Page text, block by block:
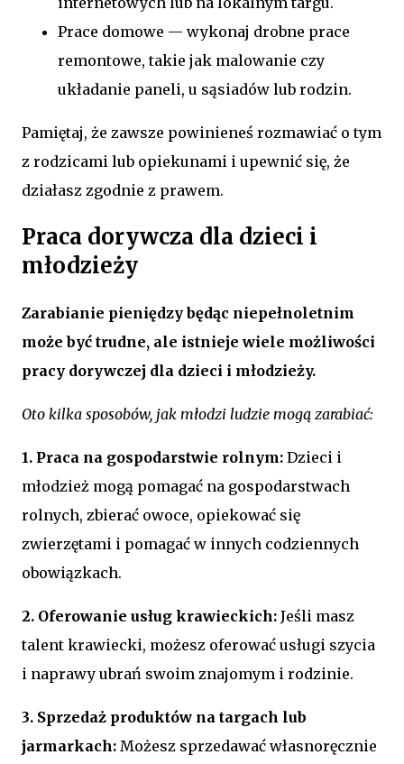
Prace domowe — wykonaj drobne prace
remontowe, takie jak malowanie czy
układanie paneli, u sąsiadów lub rodzin.
Pamiętaj, że zawsze powinieneś rozmawiać o tym
z rodzicami lub opiekunami i upewnić się, że
działasz zgodnie z prawem.
Praca dorywcza dla dzieci i
młodzieży
Zarabianie pieniędzy będąc niepełnoletnim
może być trudne, ale istnieje wiele możliwości
pracy dorywczej dla dzieci i młodzieży.
Oto kilka sposobów, jak młodzi ludzie mogą zarabiać:
1. Praca na gospodarstwie rolnym: Dzieci i
młodzież mogą pomagać na gospodarstwach
rolnych, zbierać owoce, opiekować się
zwierzętami i pomagać w innych codziennych
obowiązkach.
2. Oferowanie usług krawieckich: Jeśli masz
talent krawiecki, możesz oferować usługi szycia
i naprawy ubrań swoim znajomym i rodzinie.
3. Sprzedaż produktów na targach lub
jarmarkach: Możesz sprzedawać własnoręcznie